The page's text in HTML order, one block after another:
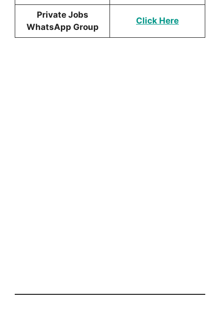
Private Jobs
WhatsApp Group
Click Here